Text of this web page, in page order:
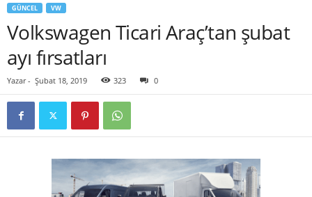
GÜNCEL VW
Volkswagen Ticari Araç’tan şubat
ayı fırsatlar ı
Yazar - Şubat 18, 2019 323 0